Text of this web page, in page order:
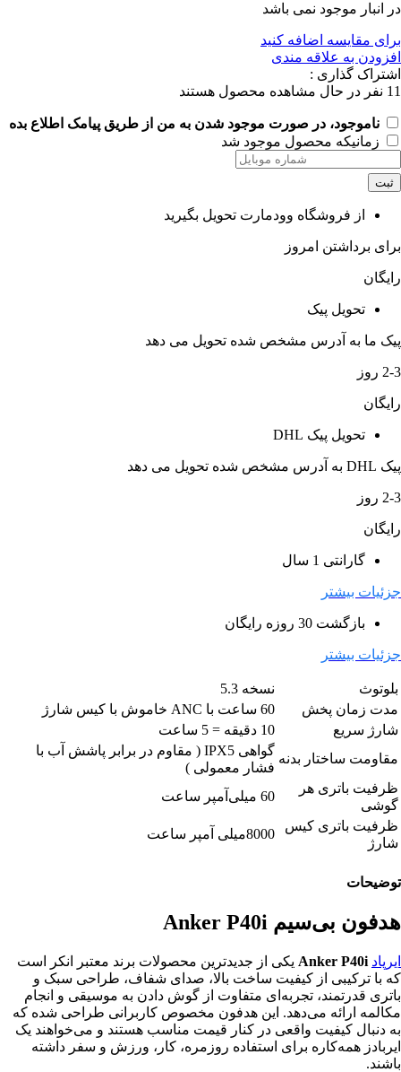
در انبار موجود نمی باشد
برای مقایسه اضافه کنید
افزودن به علاقه مندی
اشتراک گذاری :
11 نفر در حال مشاهده محصول هستند
ناموجود، در صورت موجود شدن به من از طریق پیامک اطلاع بده
زمانیکه محصول موجود شد
ثبت
از فروشگاه وودمارت تحویل بگیرید
برای برداشتن امروز
رایگان
تحویل پیک
پیک ما به آدرس مشخص شده تحویل می دهد
2-3 روز
رایگان
تحویل پیک DHL
پیک DHL به آدرس مشخص شده تحویل می دهد
2-3 روز
رایگان
گارانتی 1 سال
جزئیات بیشتر
بازگشت 30 روزه رایگان
جزئیات بیشتر
بلوتوث
نسخه 5.3
مدت زمان پخش
60 ساعت با ANC خاموش با کیس شارژ
شارژ سریع
10 دقیقه = 5 ساعت
مقاومت ساختار بدنه
گواهی IPX5 ( مقاوم در برابر پاشش آب با
فشار معمولی )
ظرفیت باتری هر
گوشی
60 میلی‌آمپر ساعت
ظرفیت باتری کیس
شارژ
8000میلی آمپر ساعت
توضیحات
هدفون بی‌سیم Anker P40i
ایرپاد Anker P40i یکی از جدیدترین محصولات برند معتبر انکر است
که با ترکیبی از کیفیت ساخت بالا، صدای شفاف، طراحی سبک و
باتری قدرتمند، تجربه‌ای متفاوت از گوش دادن به موسیقی و انجام
مکالمه ارائه می‌دهد. این هدفون مخصوص کاربرانی طراحی شده که
به دنبال کیفیت واقعی در کنار قیمت مناسب هستند و می‌خواهند یک
ایربادز همه‌کاره برای استفاده روزمره، کار، ورزش و سفر داشته
باشند.